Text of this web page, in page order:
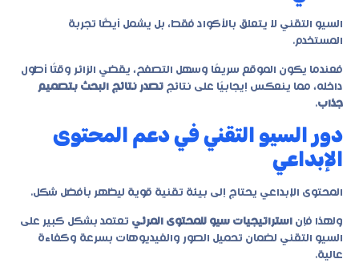
السيو التقني لا يتعلق بالأكواد فقط، بل يشمل أيضًا تجربة
المستخدم.
فعندما يكون الموقع سريعًا وسهل التصفح، يقضي الزائر وقتًا أطول
داخله، مما ينعكس إيجابيًا على نتائج تصدر نتائج البحث بتصميم
جذاب.
دور السيو التقني في دعم المحتوى
الإبداعي
المحتوى الإبداعي يحتاج إلى بيئة تقنية قوية ليظهر بأفضل شكل.
ولهذا فإن استراتيجيات سيو للمحتوى المرئي تعتمد بشكل كبير على
السيو التقني لضمان تحميل الصور والفيديوهات بسرعة وكفاءة
عالية.